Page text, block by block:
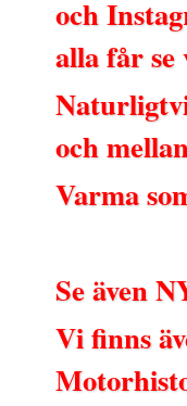
och
alla får
och
Varma
Se även
Vi finns